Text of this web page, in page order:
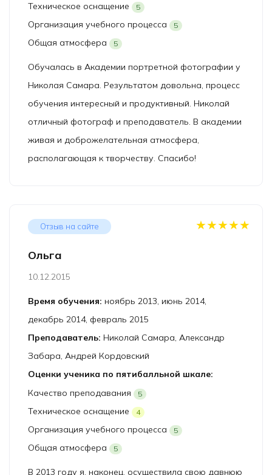
Техническое оснащение 5
Организация учебного процесса 5
Общая атмосфера 5
Обучалась в Академии портретной фотографии у
Николая Самара. Результатом довольна, процесс
обучения интересный и продуктивный. Николай
отличный фотограф и преподаватель. В академии
живая и доброжелательная атмосфера,
располагающая к творчеству. Спасибо!
Отзыв на сайте
Ольга
10.12.2015
★★★★★
Время обучения: ноябрь 2013, июнь 2014,
декабрь 2014, февраль 2015
Преподаватель: Николай Самара, Александр
Забара, Андрей Кордовский
Оценки ученика по пятибалльной шкале:
Качество преподавания
5
Техническое оснащение 4
Организация учебного процесса 5
Общая атмосфера 5
В 2013 году я, наконец, осуществила свою давнюю